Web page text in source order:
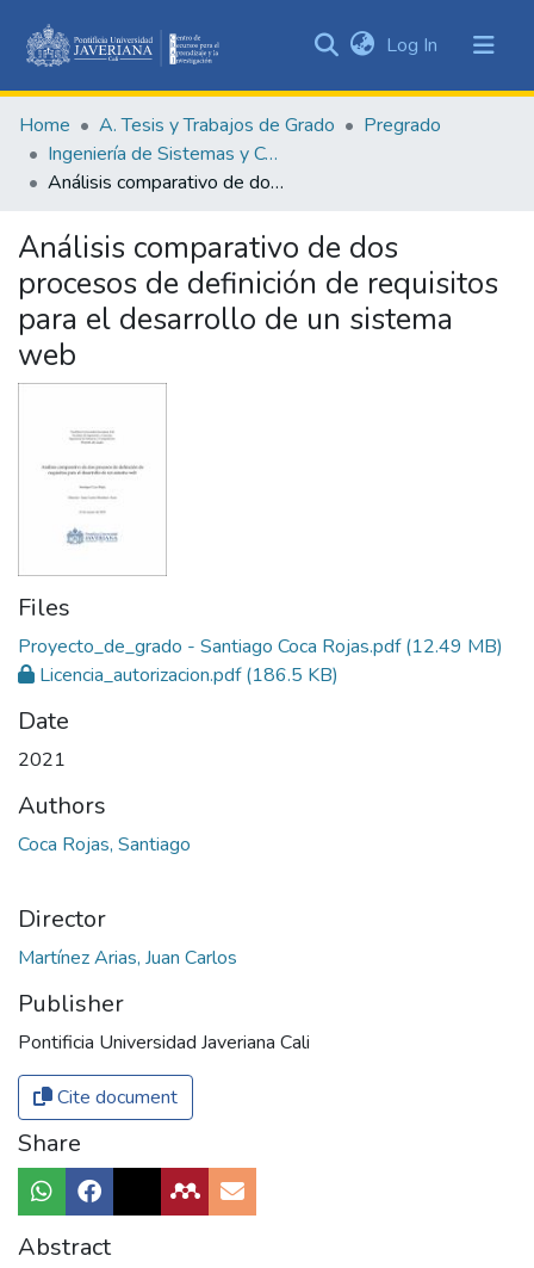
&
Collections
All of DSpace
Statistics
Log In (current)
Home A. Tesis y Trabajos de Grado
Pregrado
Ingeniería de Sistemas y Computación
Análisis comparativo de dos procesos de definición de requisitos para el desarrollo de un sistema web
Análisis comparativo de dos
procesos de definición de requisitos
para el desarrollo de un sistema
web
Files
Proyecto_de_grado - Santiago Coca Rojas.pdf(12.49 MB)
Licencia_autorizacion.pdf(186.5 KB)
Date
2021
Authors
Coca Rojas, Santiago
Director
Martínez Arias, Juan Carlos
Publisher
Pontificia Universidad Javeriana Cali
Cite document
Share
Abstract